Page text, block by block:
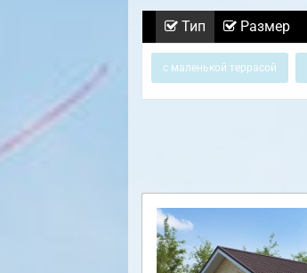
Тип Размер
с маленькой террасой